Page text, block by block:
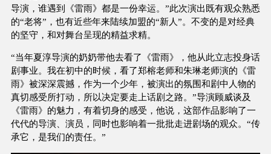
导演，谁遇到《雷雨》都是一份幸运。”此次演出既有观众熟悉
的“老将”，也有近些年来陆续加盟的“新人”。不变的是对经典
的坚守，和对舞台呈现的精益求精。
“当年夏淳导演的奶奶带他去看了《雷雨》，他从此立志投身话
剧事业。我在初中的时候，看了郑榕老师和朱琳老师演的《雷
雨》被深深震撼，作为一个少年，被演出的氛围和剧中人物的
真切感受所打动，所以决定要走上话剧之路。”导演顾威谈及
《雷雨》的魅力，有着切身的感受，他说，这部作品影响了一
代代的导演、演员，同时也影响着一批批走进剧场的观众。“传
承它，是我们的责任。”